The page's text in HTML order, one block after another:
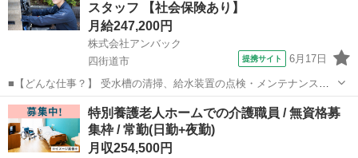
に沿って設備の状態を確認し、必要に応...
スタッフ 【社会保険あり】
月給247,200円
株式会社アンバック
四街道市
提携サイト 6月17日
■【どんな仕事？】 受水槽の清掃、給水装置の点検・メンテナンス、
排水管洗浄、汚水処理施設の保守管理、配管まわりのチェックなど、
建物の水まわりを安全に保つための設備管理を担当します。点検項目
に沿って設備の状態を確認し、必要に応...
千葉 四街道市 その他
特別養護老人ホームでの介護職員 / 無資格募
集枠 / 常勤(日勤+夜勤)
月収254,500円